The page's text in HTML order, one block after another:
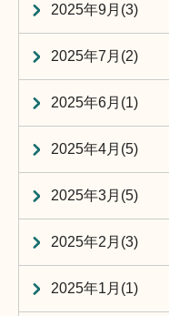
2025年9月(3)
2025年7月(2)
2025年6月(1)
2025年4月(5)
2025年3月(5)
2025年2月(3)
2025年1月(1)